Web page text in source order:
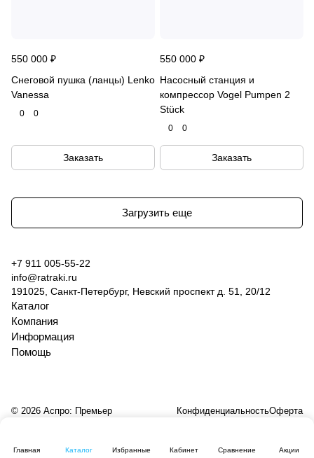
550 000 ₽
Снеговой пушка (ланцы) Lenko
Vanessa
0 0
Заказать
550 000 ₽
Насосный станция и
компрессор Vogel Pumpen 2
Stück
0 0
Заказать
Загрузить еще
Главная Каталог Избранные Кабинет Сравнение Акции
+7 911 005-55-22
info@ratraki.ru
191025, Санкт-Петербург, Невский проспект д. 51, 20/12
Каталог
Компания
Информация
Помощь
© 2026 Аспро: Премьер КонфиденциальностьОферта